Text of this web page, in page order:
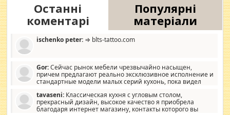
Останні
коментарі
Популярні
матеріали
ischenko peter: ⇒ blts-tattoo.com
Gor:Сейчас рынок мебели чрезвычайно насыщен,
причем предлагают реально эксклюзивное исполнение и
стандартные модели малых серий кухонь, пока видел
стандартные формы, в MebelOk, креативненько и что главное -
со вкусом все в порядке, без ненужных наворотов удорожающих
мебель, а это не последний фактор.
tavaseni: Классическая кухня с угловым столом,
прекрасный дизайн, высокое качество я приобрела
благодаря интернет магазину, контакты которого вы